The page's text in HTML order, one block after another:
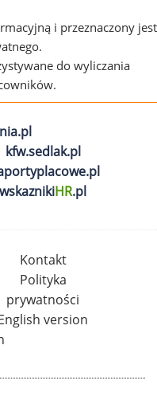
i przeznaczony jest
do wyliczania
kfw.sedlak.pl
wskaznikiHR.pl
Kontakt
Polityka
prywatności
version